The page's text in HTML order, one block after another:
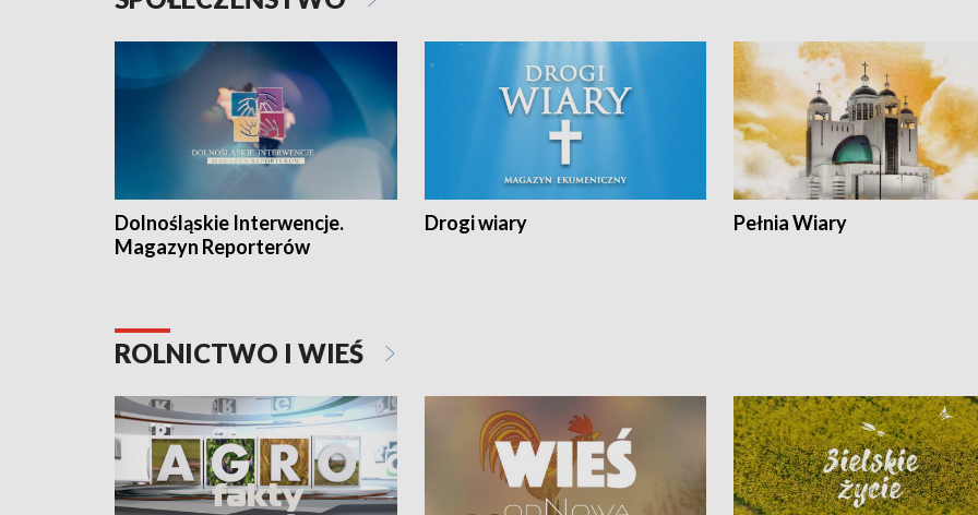
Dolnośląskie Interwencje.
Magazyn Reporterów
Drogi wiary Pełnia Wiary
ROLNICTWO I WIEŚ